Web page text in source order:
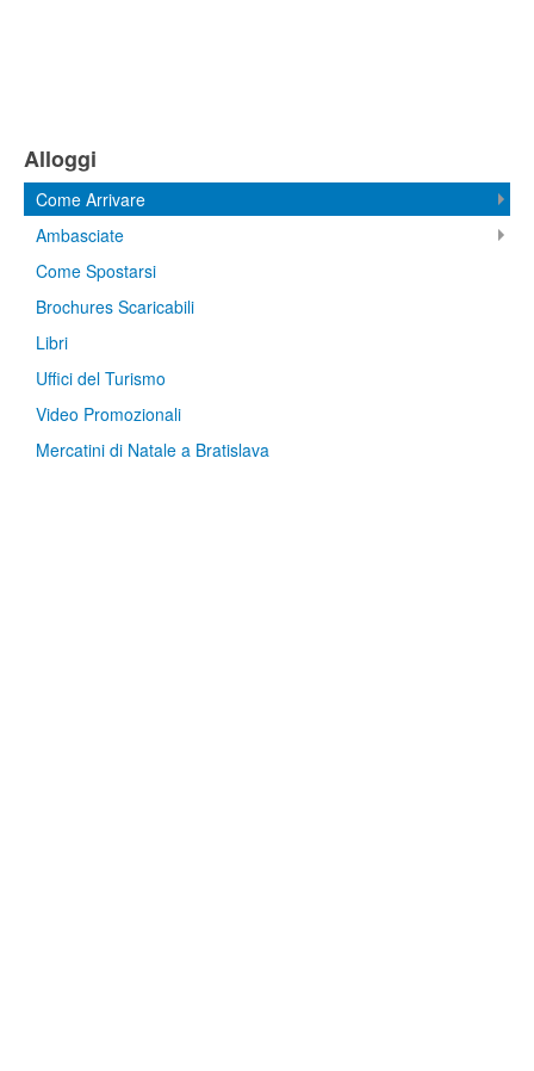
Alloggi
Come Arrivare
Ambasciate
Come Spostarsi
Brochures Scaricabili
Libri
Uffici del Turismo
Video Promozionali
Mercatini di Natale a Bratislava